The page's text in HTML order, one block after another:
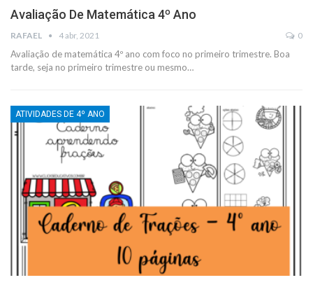
Avaliação De Matemática 4º Ano
RAFAEL 4 abr, 2021 0
Avaliação de matemática 4º ano com foco no primeiro trimestre. Boa
tarde, seja no primeiro trimestre ou mesmo…
ATIVIDADES DE 4º ANO